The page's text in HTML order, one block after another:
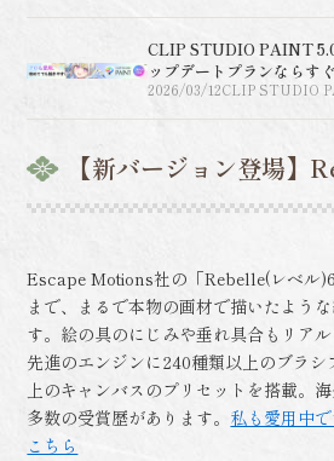
CLIP STUDIO PAINT
ップデートプランならす
2026/03/12CLIP STUDIO
ソフト グラフィ
き】
【新バージョン登場】
Escape Motions社の「Rebelle(レベル
まで、まるで本物の画材で描いたよう
す。絵の具のにじみや垂れ具合もリアル
先進のエンジンに240種類以上のブラ
上のキャンバスのプリセットを搭載。
多数の受賞歴があります。 私も愛用中
こちら